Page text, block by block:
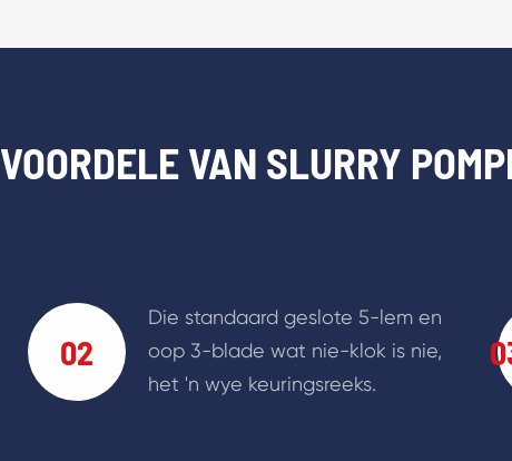
VOORDELE VAN SLURRY
02
Die standaard geslote 5-lem en
oop 3-blade wat nie-klok is nie,
het 'n wye keuringsreeks.